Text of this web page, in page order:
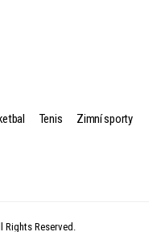
Tenis Zimní sporty
Reserved.